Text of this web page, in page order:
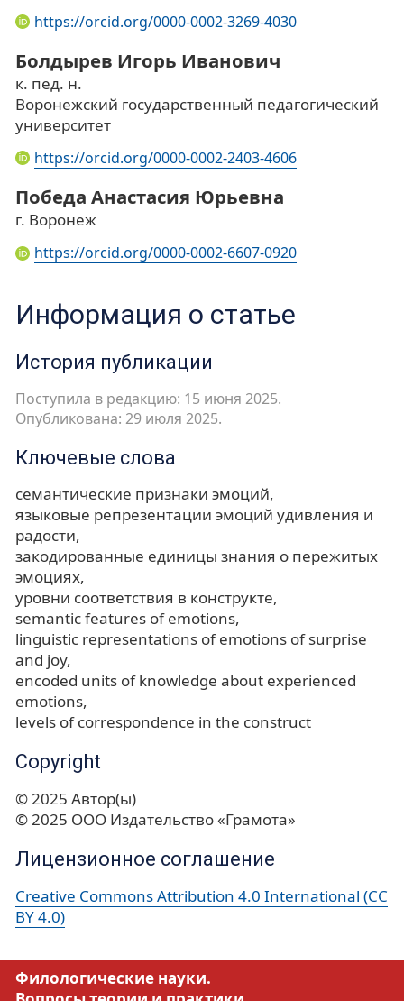
https://orcid.org/0000-0002-3269-4030
Болдырев Игорь Иванович
к. пед. н.
Воронежский государственный педагогический
университет
https://orcid.org/0000-0002-2403-4606
Победа Анастасия Юрьевна
г. Воронеж
https://orcid.org/0000-0002-6607-0920
Информация о статье
История публикации
Поступила в редакцию: 15 июня 2025.
Опубликована: 29 июля 2025.
Ключевые слова
семантические признаки эмоций
языковые репрезентации эмоций удивления и
радости
закодированные единицы знания о пережитых
эмоциях
уровни соответствия в конструкте
semantic features of emotions
linguistic representations of emotions of surprise
and joy
encoded units of knowledge about experienced
emotions
levels of correspondence in the construct
Copyright
© 2025 Автор(ы)
© 2025 ООО Издательство «Грамота»
Лицензионное соглашение
Creative Commons Attribution 4.0 International (CC
BY 4.0)
Филологические науки.